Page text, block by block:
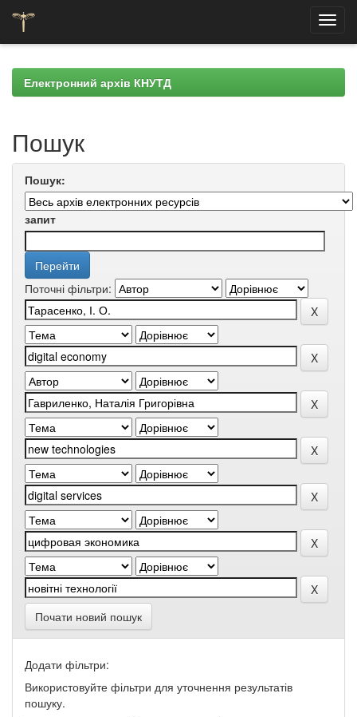
navigationЕлектронний архів КНУТД
Пошук
Пошук:
запит
Поточні фільтри:
Почати новий пошук
Додати фільтри:
Використовуйте фільтри для уточнення результатів
пошуку.